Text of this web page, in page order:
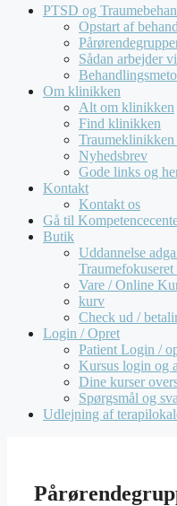
PTSD og
Opstart af
Sådan arbejder vi
Om klinikken
Alt om klinikken
Find klinikken
Traumeklinikken
Nyhedsbrev
Gode links og
Kontakt
Kontakt os
Gå til
Butik
Uddannelse
Vare / Online
kurv
Check ud /
Login / Opret
Patient Login /
Kursus login og
Dine kurser
Spørgsmål og
Udlejning af